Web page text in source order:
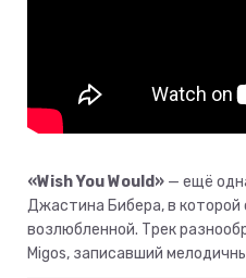
«Wish You Would» — ещё
Джастина Бибера, в которой
возлюбленной. Трек
Migos, записавший